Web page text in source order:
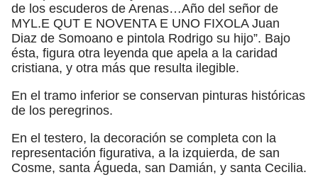
de los escuderos de Arenas…Año del señor de
MYL.E QUT E NOVENTA E UNO FIXOLA Juan
Diaz de Somoano e pintola Rodrigo su hijo”. Bajo
ésta, figura otra leyenda que apela a la caridad
cristiana, y otra más que resulta ilegible.
En el tramo inferior se conservan pinturas históricas
de los peregrinos.
En el testero, la decoración se completa con la
representación figurativa, a la izquierda, de san
Cosme, santa Águeda, san Damián, y santa Cecilia.